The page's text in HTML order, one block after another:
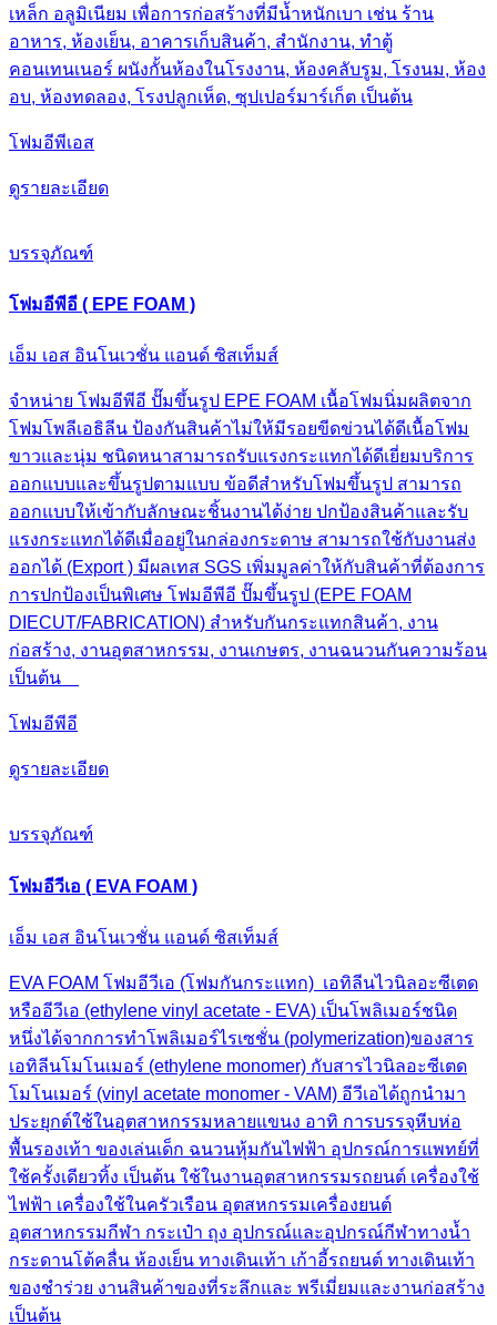
เหล็ก อลูมิเนียม เพื่อการก่อสร้างที่มีน้ำหนักเบา เช่น ร้าน
อาหาร, ห้องเย็น, อาคารเก็บสินค้า, สำนักงาน, ทําตู้
คอนเทนเนอร์ ผนังกั้นห้องในโรงงาน, ห้องคลับรูม, โรงนม, ห้อง
อบ, ห้องทดลอง, โรงปลูกเห็ด, ซุปเปอร์มาร์เก็ต เป็นต้น
โฟมอีพีเอส
ดูรายละเอียด
บรรจุภัณฑ์
โฟมอีพีอี ( EPE FOAM )
เอ็ม เอส อินโนเวชั่น แอนด์ ซิสเท็มส์
จำหน่าย โฟมอีพีอี ปั๊มขึ้นรูป EPE FOAM เนื้อโฟมนิ่มผลิตจาก
โฟมโพลีเอธิลีน ป้องกันสินค้าไม่ให้มีรอยขีดข่วนได้ดีเนื้อโฟม
ขาวและนุ่ม ชนิดหนาสามารถรับแรงกระแทกได้ดีเยี่ยมบริการ
ออกแบบและขึ้นรูปตามแบบ ข้อดีสำหรับโฟมขึ้นรูป สามารถ
ออกแบบให้เข้ากับลักษณะชิ้นงานได้ง่าย ปกป้องสินค้าและรับ
แรงกระแทกได้ดีเมื่ออยู่ในกล่องกระดาษ สามารถใช้กับงานส่ง
ออกได้ (Export ) มีผลเทส SGS เพิ่มมูลค่าให้กับสินค้าที่ต้องการ
การปกป้องเป็นพิเศษ โฟมอีพีอี ปั๊มขึ้นรูป (EPE FOAM
DIECUT/FABRICATION) สำหรับกันกระแทกสินค้า, งาน
ก่อสร้าง, งานอุตสาหกรรม, งานเกษตร, งานฉนวนกันความร้อน
เป็นต้น
โฟมอีพีอี
ดูรายละเอียด
บรรจุภัณฑ์
โฟมอีวีเอ ( EVA FOAM )
เอ็ม เอส อินโนเวชั่น แอนด์ ซิสเท็มส์
EVA FOAM โฟมอีวีเอ (โฟมกันกระแทก) เอทิลีนไวนิลอะซีเตด
หรืออีวีเอ (ethylene vinyl acetate - EVA) เป็นโพลิเมอร์ชนิด
หนึ่งได้จากการทำโพลิเมอร์ไรเซชั่น (polymerization)ของสาร
เอทิลีนโมโนเมอร์ (ethylene monomer) กับสารไวนิลอะซีเตด
โมโนเมอร์ (vinyl acetate monomer - VAM) อีวีเอได้ถูกนำมา
ประยุกต์ใช้ในอุตสาหกรรมหลายแขนง อาทิ การบรรจุหีบห่อ
พื้นรองเท้า ของเล่นเด็ก ฉนวนหุ้มกันไฟฟ้า อุปกรณ์การแพทย์ที่
ใช้ครั้งเดียวทิ้ง เป็นต้น ใช้ในงานอุตสาหกรรมรถยนต์ เครื่องใช้
ไฟฟ้า เครื่องใช้ในครัวเรือน อุตสหกรรมเครื่องยนต์
อุตสาหกรรมกีฬา กระเป๋า ถุง อุปกรณ์และอุปกรณ์กีฬาทางน้ำ
กระดานโต้คลื่น ห้องเย็น ทางเดินเท้า เก้าอี้รถยนต์ ทางเดินเท้า
ของชำร่วย งานสินค้าของที่ระลึกและ พรีเมี่ยมและงานก่อสร้าง
เป็นต้น